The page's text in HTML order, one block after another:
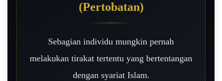
(Pertobatan)
Sebagian individu mungkin pernah
melakukan tirakat tertentu yang bertentangan
dengan syariat Islam.